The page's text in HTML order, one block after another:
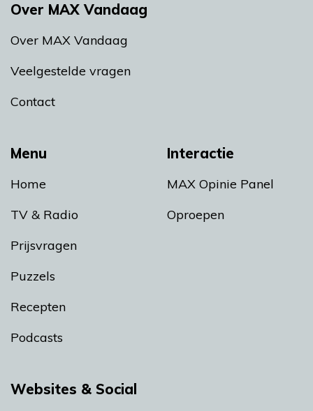
Menu
Home
TV & Radio
Prijsvragen
Puzzels
Recepten
Podcasts
Interactie
MAX Opinie Panel
Oproepen
Over MAX Vandaag
Over MAX Vandaag
Veelgestelde vragen
Contact
Websites & Social